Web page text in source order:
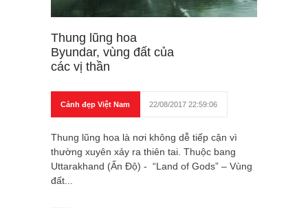
Thung lũng hoa
Byundar, vùng đất của
các vị thần
Cảnh đẹp Việt Nam 22/08/2017 22:59:06
Thung lũng hoa là nơi không dễ tiếp cận vì
thường xuyên xảy ra thiên tai. Thuộc bang
Uttarakhand (Ấn Độ) - “Land of Gods” – Vùng
đất...